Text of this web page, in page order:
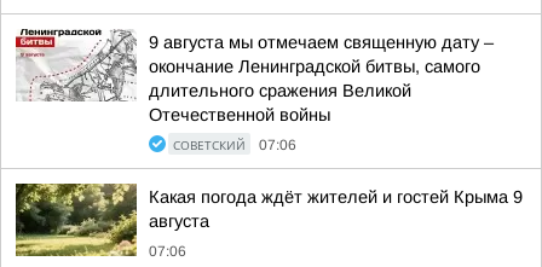
9 августа мы отмечаем священную дату –
окончание Ленинградской битвы, самого
длительного сражения Великой
Отечественной войны
СОВЕТСКИЙ 07:06
Какая погода ждёт жителей и гостей Крыма 9
августа
07:06